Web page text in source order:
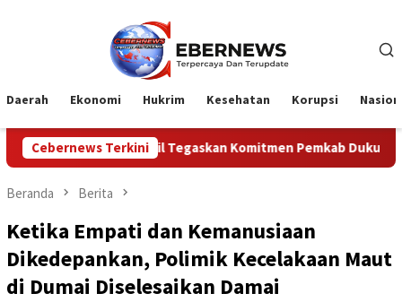
Daerah Ekonomi Hukrim Kesehatan Korupsi
Cebernews Terkini
Tegaskan Komitmen Pemkab Dukung Karnaval HUT ke-81 RI
Beranda Berita
Ketika Empati dan Kemanusiaan
Dikedepankan, Polimik Kecelakaan Maut
di Dumai Diselesaikan Damai